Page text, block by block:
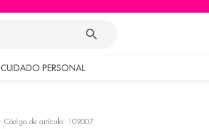
CUIDADO PERSONAL
Código de artículo: 109007